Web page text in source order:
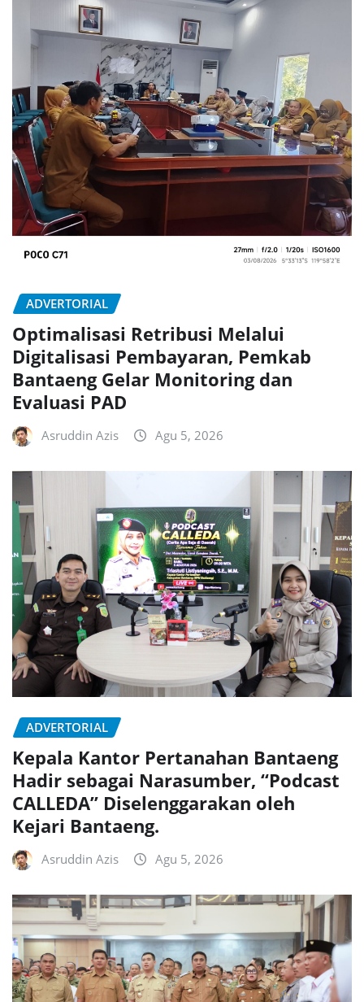
ADVERTORIAL
Optimalisasi Retribusi Melalui
Digitalisasi Pembayaran, Pemkab
Bantaeng Gelar Monitoring dan
Evaluasi PAD
Asruddin Azis Agu 5, 2026
ADVERTORIAL
Kepala Kantor Pertanahan Bantaeng
Hadir sebagai Narasumber, “Podcast
CALLEDA” Diselenggarakan oleh
Kejari Bantaeng.
Asruddin Azis Agu 5, 2026